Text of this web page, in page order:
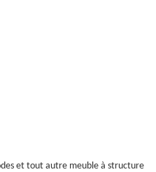
et tout autre meuble à structure